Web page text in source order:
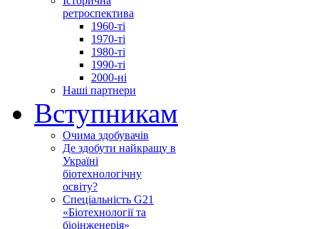
ретроспектива
1960-ті
1970-ті
1980-ті
1990-ті
2000-ні
Наші партнери
Вступникам
Очима здобувачів
Де здобути найкращу в
Україні
біотехнологічну
освіту?
Спеціальність G21
«Біотехнології та
біоінженерія»